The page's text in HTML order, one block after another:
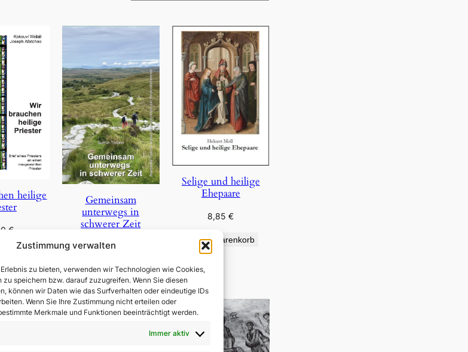
Zustimmung verwalten
zu bieten, verwenden wir Technologien wie Cookies,
zu speichern bzw. darauf zuzugreifen. Wenn Sie diesen
können wir Daten wie das Surfverhalten oder eindeutige IDs
Wenn Sie Ihre Zustimmung nicht erteilen oder
Merkmale und Funktionen beeinträchtigt werden.
Immer aktiv
heilige
€
Gemeinsam
unterwegs in
schwerer Zeit
29,85
In den Warenkorb
Selige und heilige
Ehepaare
8,85€
In den Warenkorb